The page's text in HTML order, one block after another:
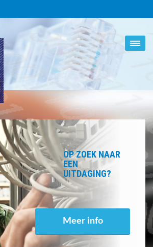
OP ZOEK NAAR
EEN
UITDAGING?
Meer info